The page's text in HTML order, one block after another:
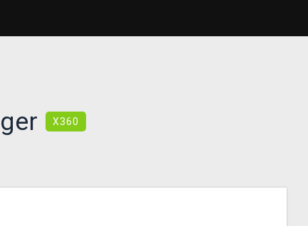
X360